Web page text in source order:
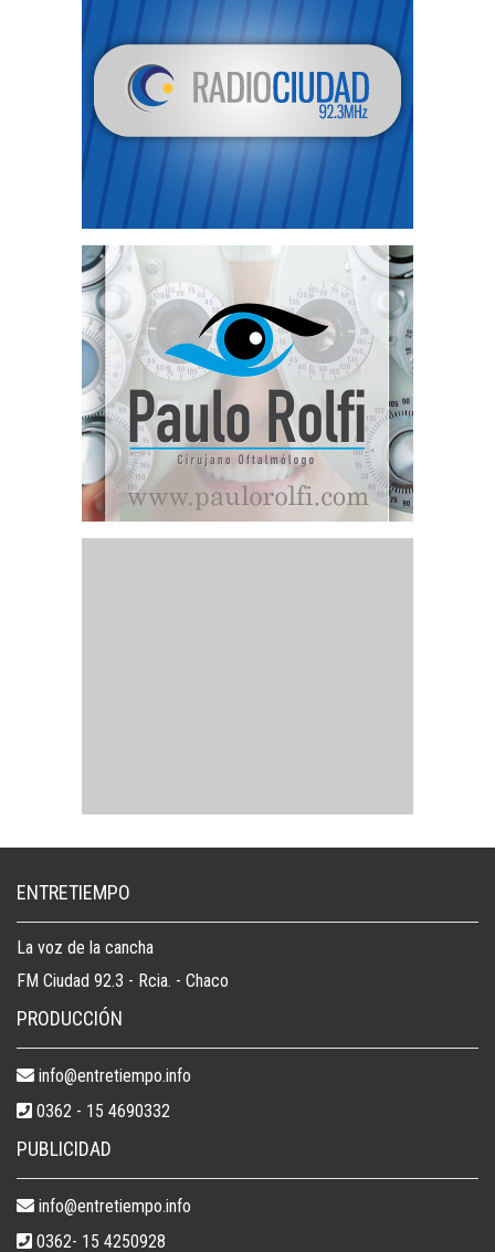
ENTRETIEMPO
La voz de la cancha
FM Ciudad 92.3 - Rcia. - Chaco
PRODUCCIÓN
info@entretiempo.info
0362 - 15 4690332
PUBLICIDAD
info@entretiempo.info
0362- 15 4250928